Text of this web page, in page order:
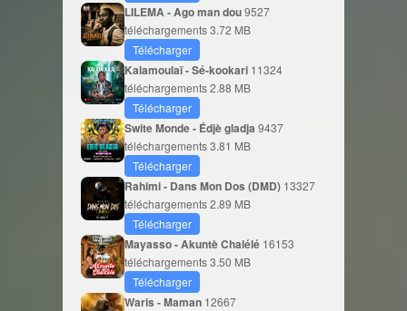
LILEMA - Ago man dou9527
téléchargements3.72 MB
Télécharger
Kalamoulaï - Sé-kookari 11324
téléchargements2.88 MB
Télécharger
Swite Monde - Édjè gladja 9437
téléchargements3.81 MB
Télécharger
Rahimi - Dans Mon Dos (DMD) 13327
téléchargements2.89 MB
Télécharger
Mayasso - Akuntè Chalélé 16153
téléchargements3.50 MB
Télécharger
Waris - Maman 12667